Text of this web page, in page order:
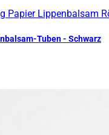
Tuben - Schwarz